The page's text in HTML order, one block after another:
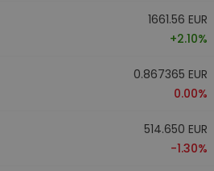
1661.56 EUR
+2.10%
0.867365 EUR
0.00%
514.650 EUR
-1.30%